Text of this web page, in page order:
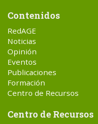
Contenidos
RedAGE
Noticias
Opinión
Eventos
Publicaciones
Formación
Centro de Recursos
Centro de Recursos